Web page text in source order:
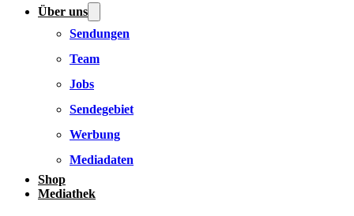
Über uns
Sendungen
Team
Jobs
Sendegebiet
Werbung
Mediadaten
Shop
Mediathek